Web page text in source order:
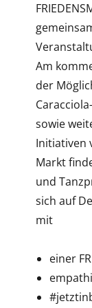
Am
der
sowie
Initiativen
Markt
und
sich auf
mit
einer